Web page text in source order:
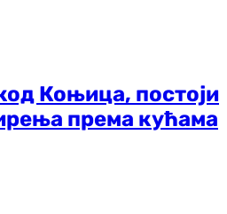
Коњица, постоји
према кућама